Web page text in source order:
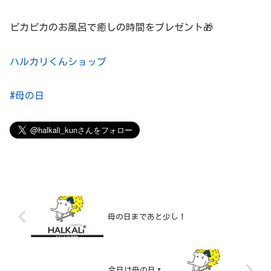
ピカピカのお風呂で癒しの時間をプレゼント🎁
ハルカリくんショップ
#母の日
母の日まであと少し！